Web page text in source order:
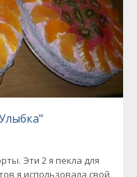
Эти 2 я пекла для
я использовала свой